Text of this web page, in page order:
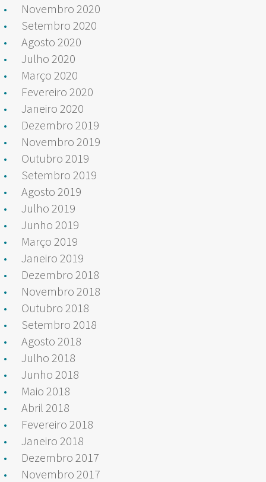
Novembro 2020
Setembro 2020
Agosto 2020
Julho 2020
Março 2020
Fevereiro 2020
Janeiro 2020
Dezembro 2019
Novembro 2019
Outubro 2019
Setembro 2019
Agosto 2019
Julho 2019
Junho 2019
Março 2019
Janeiro 2019
Dezembro 2018
Novembro 2018
Outubro 2018
Setembro 2018
Agosto 2018
Julho 2018
Junho 2018
Maio 2018
Abril 2018
Fevereiro 2018
Janeiro 2018
Dezembro 2017
Novembro 2017